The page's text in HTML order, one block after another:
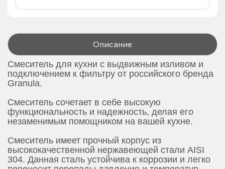
Описание
Смеситель для кухни с выдвижным изливом и
подключением к фильтру от российского бренда
Granula.
Смеситель сочетает в себе высокую
функциональность и надежность, делая его
незаменимым помощником на вашей кухне.
Смеситель имеет прочный корпус из
высококачественной нержавеющей стали AISI
304. Данная сталь устойчива к коррозии и легко